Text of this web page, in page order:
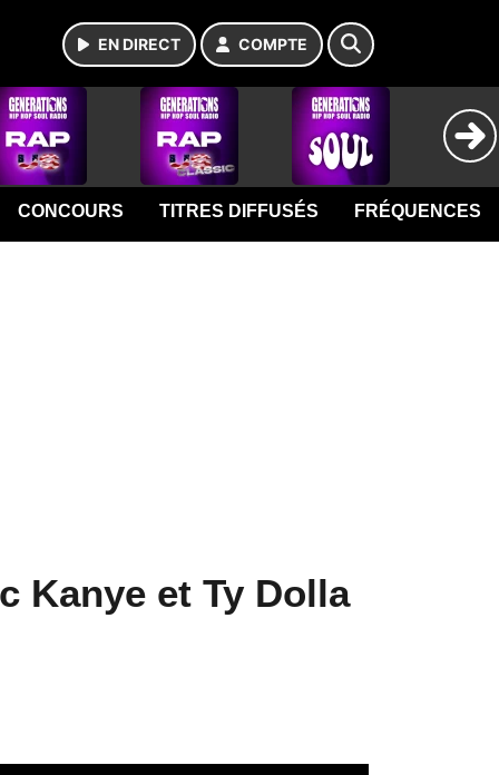
EN DIRECT COMPTE
CONCOURS TITRES DIFFUSÉS FRÉQUENCES
Kanye et Ty Dolla